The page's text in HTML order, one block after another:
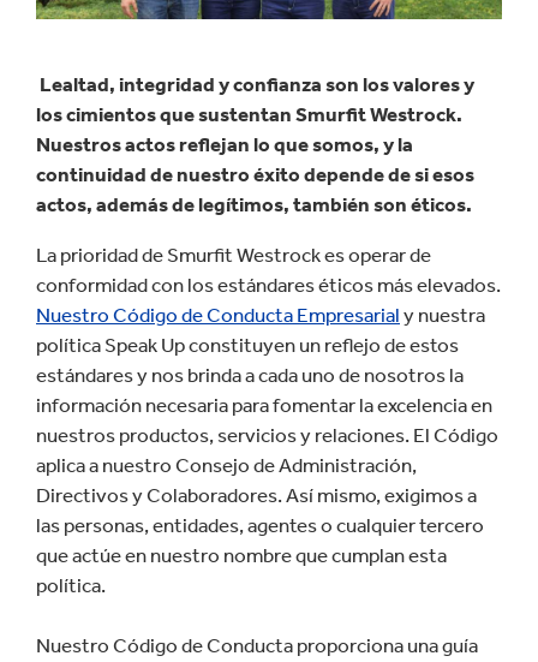
Lealtad, integridad y confianza son los valores y
los cimientos que sustentan Smurfit Westrock.
Nuestros actos reflejan lo que somos, y la
continuidad de nuestro éxito depende de si esos
actos, además de legítimos, también son éticos.
La prioridad de Smurfit Westrock es operar de
conformidad con los estándares éticos más elevados.
Nuestro Código de Conducta Empresarial y nuestra
política Speak Up constituyen un reflejo de estos
estándares y nos brinda a cada uno de nosotros la
información necesaria para fomentar la excelencia en
nuestros productos, servicios y relaciones. El Código
aplica a nuestro Consejo de Administración,
Directivos y Colaboradores. Así mismo, exigimos a
las personas, entidades, agentes o cualquier tercero
que actúe en nuestro nombre que cumplan esta
política.
Nuestro Código de Conducta proporciona una guía